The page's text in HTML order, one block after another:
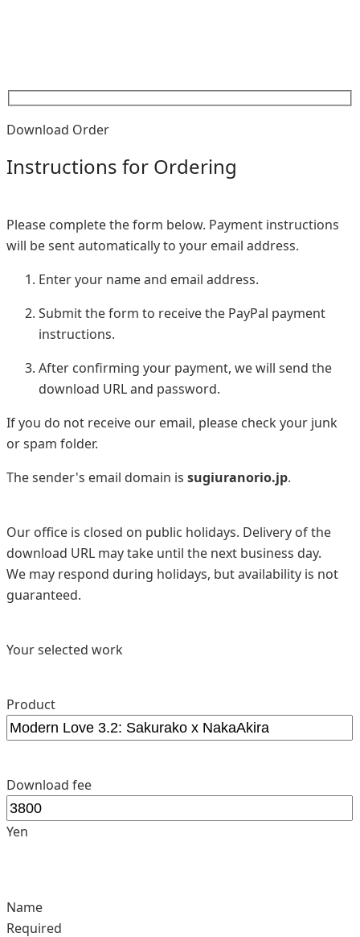
Download Order
Instructions for Ordering
Please complete the form below. Payment instructions
will be sent automatically to your email address.
Enter your name and email address.
Submit the form to receive the PayPal payment
instructions.
After confirming your payment, we will send the
download URL and password.
If you do not receive our email, please check your junk
or spam folder.
The sender's email domain is sugiuranorio.jp.
Our office is closed on public holidays. Delivery of the
download URL may take until the next business day.
We may respond during holidays, but availability is not
guaranteed.
Your selected work
Product
Download fee
Yen
Name
Required